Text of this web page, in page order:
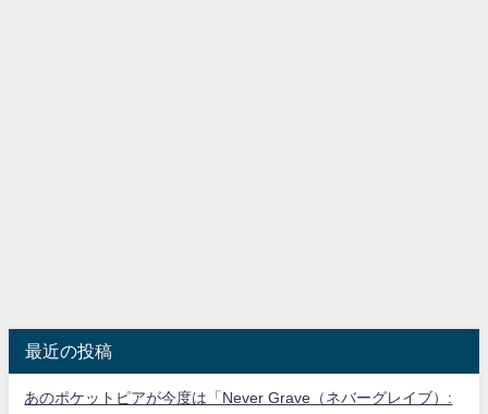
最近の投稿
あのポケットピアが今度は「Never Grave（ネバーグレイブ）: